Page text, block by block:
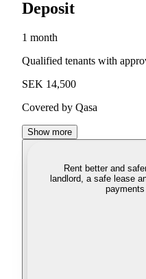
Deposit
1 month
Qualified tenants with
SEK 14,500
Covered by Qasa
Show more
Rent better and
landlord, a safe lease